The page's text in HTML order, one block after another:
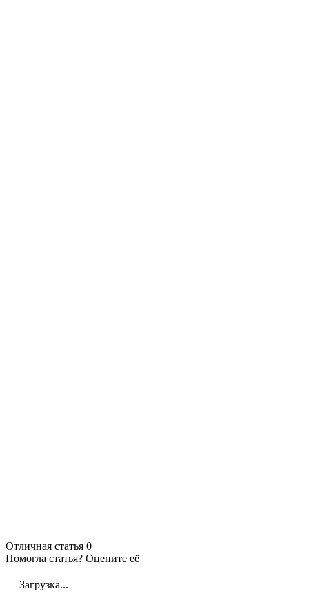
Отличная статья 0
Помогла статья? Оцените её
Загрузка...